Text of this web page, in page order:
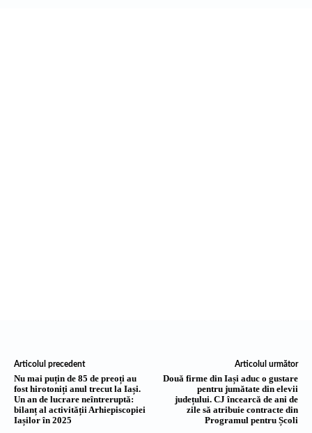
Articolul precedent
Nu mai puțin de 85 de preoți au
fost hirotoniți anul trecut la Iași.
Un an de lucrare neîntreruptă:
bilanț al activității Arhiepiscopiei
Iașilor în 2025
Articolul următor
Două firme din Iași aduc o gustare
pentru jumătate din elevii
județului. CJ încearcă de ani de
zile să atribuie contracte din
Programul pentru Școli